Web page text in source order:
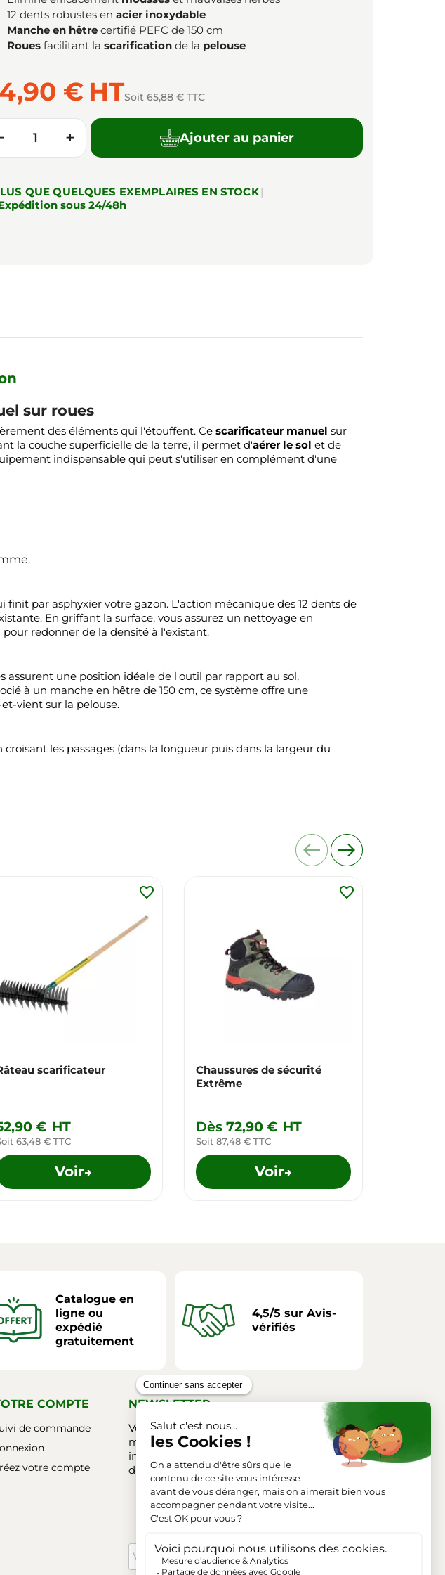
12 dents robustes en acier inoxydable
Manche en hêtre certifié PEFC de 150 cm
Roues facilitant la scarification de la pelouse
€ HTSoit 65,88 € TTC
+ Ajouter au panier
QUE QUELQUES EXEMPLAIRES EN STOCK |
sous 24/48h
sur roues
des éléments qui l'étouffent. Ce scarificateur manuel sur
la couche superficielle de la terre, il permet d'aérer le sol et de
indispensable qui peut s'utiliser en complément d'une
par asphyxier votre gazon. L'action mécanique des 12 dents de
En griffant la surface, vous assurez un nettoyage en
redonner de la densité à l'existant.
une position idéale de l'outil par rapport au sol,
à un manche en hêtre de 150 cm, ce système offre une
vient sur la pelouse.
les passages (dans la longueur puis dans la largeur du
scarificateur
€ HT
63,48 € TTC
Voir→
favorite_border
Chaussures de sécurité
Extrême
Dès 72,90 € HT
Soit 87,48 € TTC
Voir→
favorite_border
Catalogue en
ligne ou
expédié
gratuitement
4,5/5 sur Avis-
vérifiés
COMPTE
de commande
votre compte
NEWSLETTER
Vous pouvez vous désinscrire à tout
moment. Vous trouverez pour cela nos
informations de contact dans les conditions
d'utilisation du site.